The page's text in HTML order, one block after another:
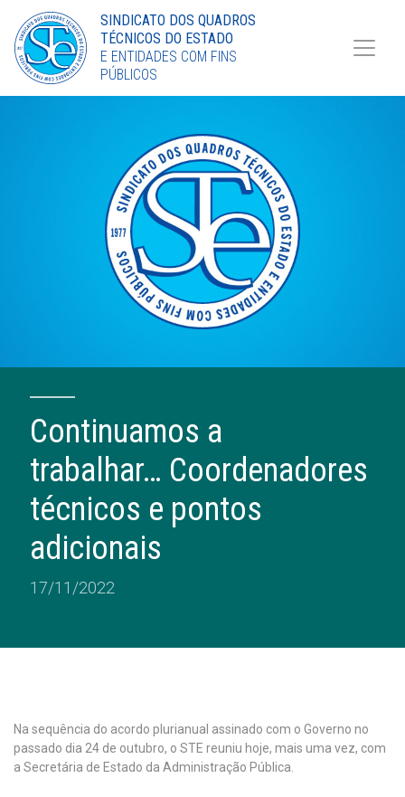
Torne-se Sócio
LinkedIn
SINDICATO DOS QUADROS
TÉCNICOS DO ESTADO
E ENTIDADES COM FINS
PÚBLICOS
Continuamos a
trabalhar… Coordenadores
técnicos e pontos
adicionais
17/11/2022
Na sequência do acordo plurianual assinado com o Governo no
passado dia 24 de outubro, o STE reuniu hoje, mais uma vez, com
a Secretária de Estado da Administração Pública.